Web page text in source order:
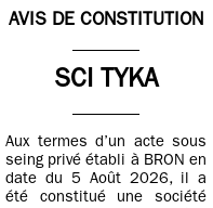
AVIS DE CONSTITUTION
SCI TYKA
Aux termes d’un acte sous
seing privé établi à BRON en
date du 5 Août 2026, il a
été constitué une société